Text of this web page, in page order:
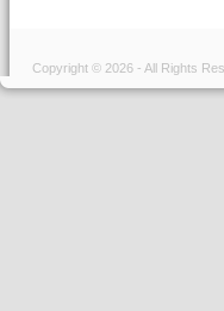
Copyright © 2026 - All Rights